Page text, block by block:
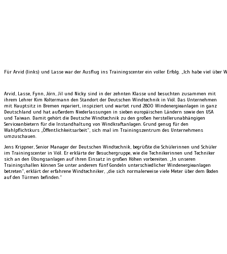
Für Arvid (links) und Lasse war der Ausflug ins Trainingscenter ein voller Erfolg. „Ich habe viel über
Arvid, Lasse, Fynn, Jörn, Jil und Nicky sind in der zehnten Klasse und besuchten zusammen mit
ihrem Lehrer Kim Koltermann den Standort der Deutschen Windtechnik in Viöl. Das Unternehmen
mit Hauptsitz in Bremen repariert, inspiziert und wartet rund 2800 Windenergieanlagen in ganz
Deutschland und hat außerdem Niederlassungen in sieben europäischen Ländern sowie den USA
und Taiwan. Damit gehört die Deutsche Windtechnik zu den großen herstellerunabhängigen
Serviceanbietern für die Instandhaltung von Windkraftanlagen. Grund genug für den
Wahlpflichtkurs „Öffentlichkeitsarbeit“, sich mal im Trainingszentrum des Unternehmens
umzuschauen.
Jens Krippner, Senior Manager der Deutschen Windtechnik, begrüßte die Schülerinnen und Schüler
im Trainingscenter in Viöl. Er erklärte der Besuchergruppe, wie die Technikerinnen und Techniker
sich an den Übungsanlagen auf ihren Einsatz in großen Höhen vorbereiten. „In unseren
Trainingshallen können Sie unter anderem fünf Gondeln unterschiedlicher Windenergieanlagen
betreten“, erklärt der erfahrene Windtechniker, „die sich normalerweise viele Meter über dem Boden
auf den Türmen befinden.“